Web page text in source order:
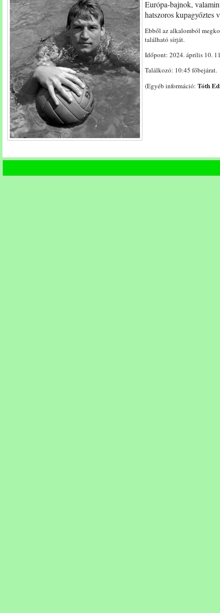
10:45
-
11:30)
bejegyzéshez
Európa-bajnok,
hatszoros kupagyőztes
Ebből az alkalomból
található sírját.
Időpont: 2024. április 10.
Találkozó: 10:45 főbejárat.
(Egyéb információ: Tóth